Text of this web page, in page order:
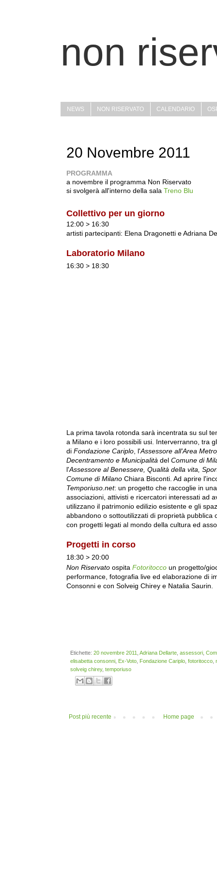
non
NEWS NON RISERVATO CALENDARIO
20 Novembre 2011
PROGRAMMA
a novembre il programma Non Riservato
si svolgerà all'interno della sala Treno Blu
Collettivo per un giorno
12:00 > 16:30
artisti partecipanti: Elena Dragonetti e Adriana
Laboratorio Milano
16:30 > 18:30
La prima tavola rotonda sarà incentrata su sul
a Milano e i loro possibili usi. Interverranno, tra
di Fondazione Cariplo, l'Assessore all'Area
Decentramento e Municipalità del Comune di
l'Assessore al Benessere, Qualità della vita,
Comune di Milano Chiara Bisconti. Ad aprire
Temporiuso.net: un progetto che raccoglie in
associazioni, attivisti e ricercatori interessati ad
utilizzano il patrimonio edilizio esistente e gli
abbandono o sottoutilizzati di proprietà pubblica
con progetti legati al mondo della cultura ed
Progetti in corso
18:30 > 20:00
Non Riservato ospita Fotoritocco un progetto/
performance, fotografia live ed elaborazione di
Consonni e con Solveig Chirey e Natalia Saurin.
Etichette: 20 novembre 2011 Adriana Dellarte assessori
elisabetta consonni Ex-Voto Fondazione Cariplo fotoritocco
solveig chirey, temporiuso
Post più recente Home page